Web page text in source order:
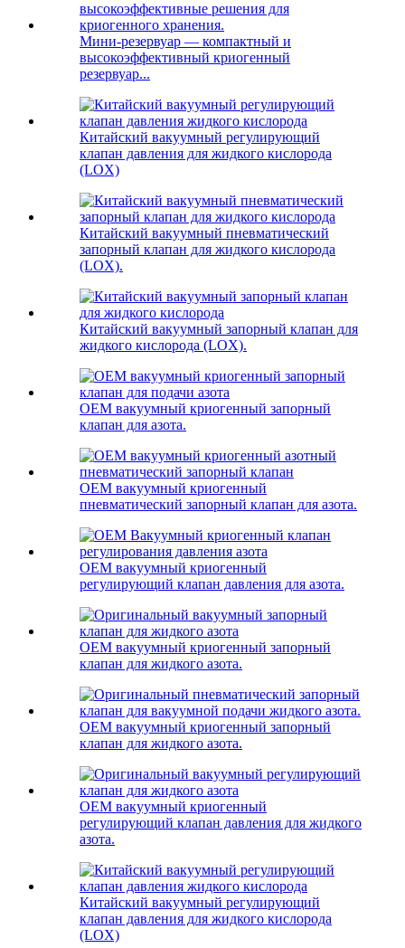
Мини-резервуар — компактный и
высокоэффективный криогенный
резервуар...
Китайский вакуумный регулирующий
клапан давления для жидкого кислорода
(LOX)
Китайский вакуумный пневматический
запорный клапан для жидкого кислорода
(LOX).
Китайский вакуумный запорный клапан для
жидкого кислорода (LOX).
OEM вакуумный криогенный запорный
клапан для азота.
OEM вакуумный криогенный
пневматический запорный клапан для азота.
OEM вакуумный криогенный
регулирующий клапан давления для азота.
OEM вакуумный криогенный запорный
клапан для жидкого азота.
OEM вакуумный криогенный запорный
клапан для жидкого азота.
OEM вакуумный криогенный
регулирующий клапан давления для жидкого
азота.
Китайский вакуумный регулирующий
клапан давления для жидкого кислорода
(LOX)